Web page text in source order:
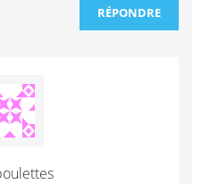
RÉPONDRE